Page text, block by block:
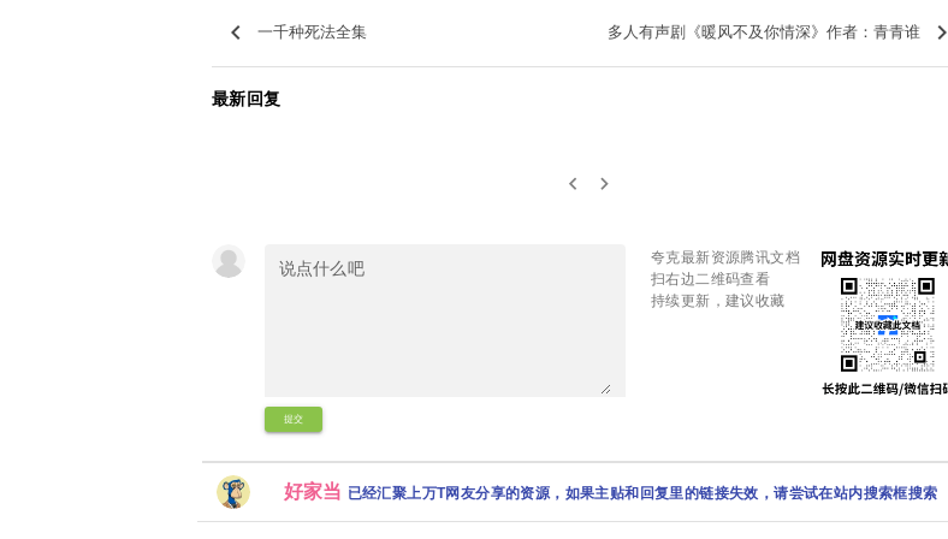
keyboard_arrow_left 一千种死法全集 多人有声剧《暖风不及你情深》作者：青青谁 keyboard_arrow_right
最新回复
keyboard_arrow_left keyboard_arrow_right
提交
夸克最新资源腾讯文档
扫右边二维码查看
持续更新，建议收藏
好家当 已经汇聚上万T网友分享的资源，如果主贴和回复里的链接失效，请尝试在站内搜索框搜索